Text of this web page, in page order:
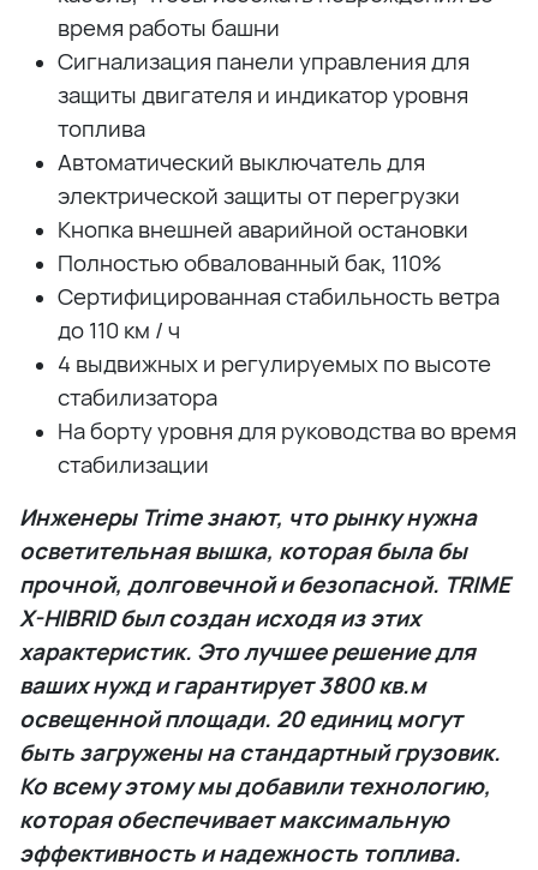
время работы башни
Сигнализация панели управления для
защиты двигателя и индикатор уровня
топлива
Автоматический выключатель для
электрической защиты от перегрузки
Кнопка внешней аварийной остановки
Полностью обвалованный бак, 110%
Сертифицированная стабильность ветра
до 110 км / ч
4 выдвижных и регулируемых по высоте
стабилизатора
На борту уровня для руководства во время
стабилизации
Инженеры Trime знают, что рынку нужна
осветительная вышка, которая была бы
прочной, долговечной и безопасной. TRIME
X-HIBRID был создан исходя из этих
характеристик. Это лучшее решение для
ваших нужд и гарантирует 3800 кв.м
освещенной площади. 20 единиц могут
быть загружены на стандартный грузовик.
Ко всему этому мы добавили технологию,
которая обеспечивает максимальную
эффективность и надежность топлива.